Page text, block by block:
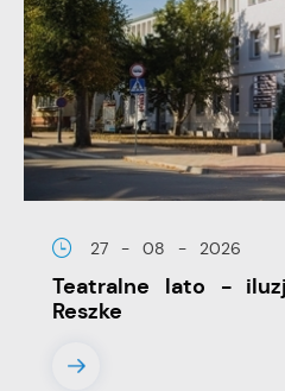
27 - 08 - 2026
Teatralne lato -
Reszke
mogą pojawić się na
firm będących naszymi
dostawców usług. Firmy te
pośredników prezentujących
wiadomości, ofert,
społecznościowych.